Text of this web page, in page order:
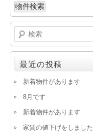
検
索
最近の投稿
新着物件があります
8月です
新着物件があります
家賃の値下げをしました